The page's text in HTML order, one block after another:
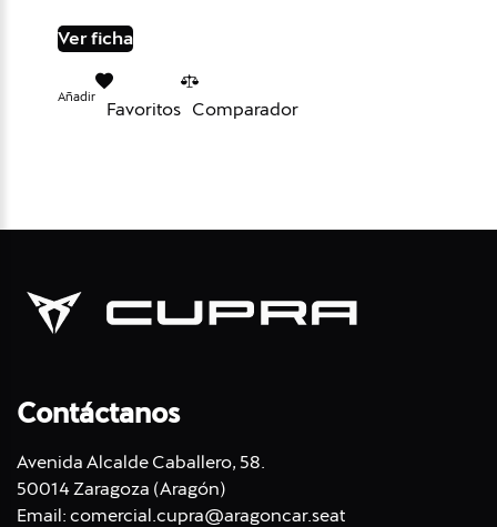
Ver ficha
Añadir
Favoritos Comparador
Contáctanos
Avenida Alcalde Caballero, 58.
50014 Zaragoza (Aragón)
Email: comercial.cupra@aragoncar.seat